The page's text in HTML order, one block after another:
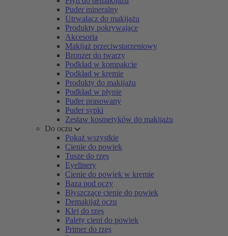
Puder mineralny
Utrwalacz do makijażu
Produkty pokrywające
Akcesoria
Makijaż przeciwstarzeniowy
Bronzer do twarzy
Podkład w kompakcie
Podkład w kremie
Produkty do makijażu
Podkład w płynie
Puder prasowany
Puder sypki
Zestaw kosmetyków do makijażu
Do oczu
Pokaż wszystkie
Cienie do powiek
Tusze do rzęs
Eyelinery
Cienie do powiek w kremie
Baza pod oczy
Błyszczące cienie do powiek
Demakijaż oczu
Klej do rzęs
Palety cieni do powiek
Primer do rzęs